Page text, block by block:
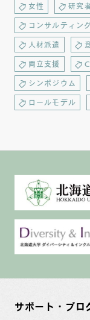
女性 研究
コンサルティング
人材派遣
両立支援
シンポジウム
ロールモデル
サポート・プロ